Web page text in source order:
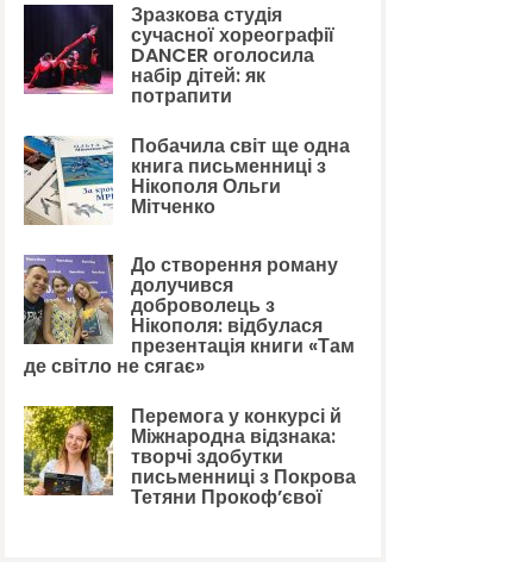
Зразкова студія
сучасної хореографії
DANCER оголосила
набір дітей: як
потрапити
Побачила світ ще одна
книга письменниці з
Нікополя Ольги
Мітченко
До створення роману
долучився
доброволець з
Нікополя: відбулася
презентація книги «Там
де світло не сягає»
Перемога у конкурсі й
Міжнародна відзнака:
творчі здобутки
письменниці з Покрова
Тетяни Прокоф’євої